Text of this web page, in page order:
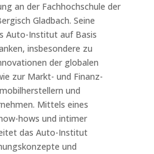
an der Fachhochschule der
Gladbach. Seine
Auto-Institut auf Basis
insbesondere zu
der globalen
zur Markt- und Finanz-
und
Mittels eines
hows und intimer
das Auto-Institut
und